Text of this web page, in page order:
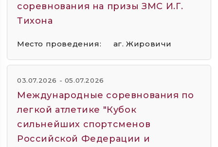
соревнования на призы ЗМС И.Г.
Тихона
Место проведения: аг. Жировичи
03.07.2026 - 05.07.2026
Международные соревнования по
легкой атлетике "Кубок
сильнейших спортсменов
Российской Федерации и